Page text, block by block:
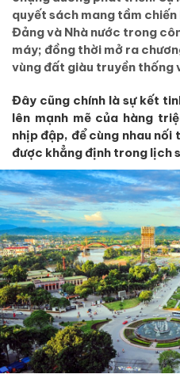
quyết sách mang tầm
Đảng và Nhà nước trong
máy; đồng thời mở ra
vùng đất giàu truyền thống
Đây cũng chính là sự kết
lên mạnh mẽ của hàng
nhịp đập, để cùng nhau
được khẳng định trong lịch